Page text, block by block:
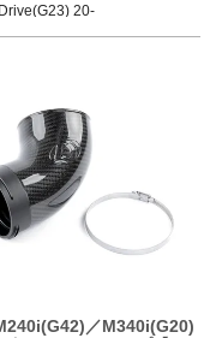
20-
／M340i(G20)